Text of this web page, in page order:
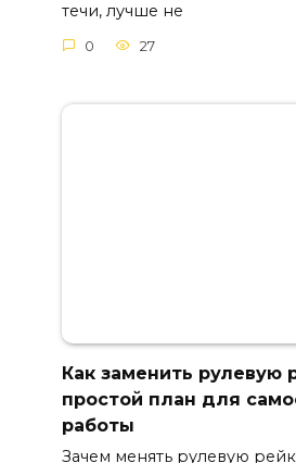
течи, лучше не
0 27
Как заменить рулевую
простой план для
работы
Зачем менять рулевую